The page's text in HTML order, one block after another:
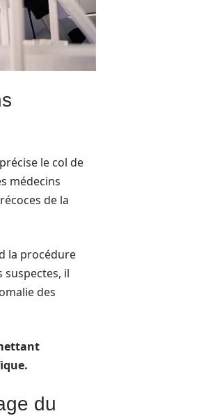
le col de
médecins
de la
la procédure
suspectes, il
des
du